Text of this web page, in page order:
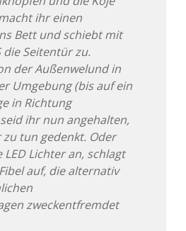
ihr einen
Bett und schiebt mit
die Seitentür zu.
der Außenwelund in
Umgebung (bis auf ein
in Richtung
ihr nun angehalten,
tun gedenkt. Oder
Lichter an, schlagt
auf, die alternativ
zweckentfremdet